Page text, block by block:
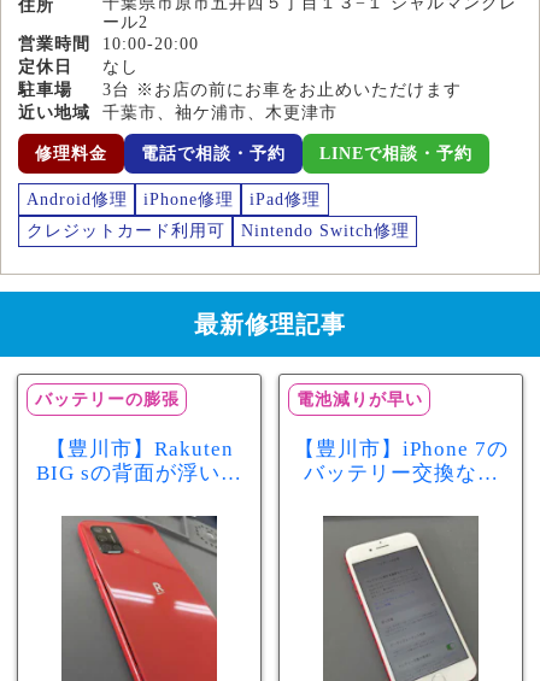
住所
ール2
営業時間
10:00-20:00
定休日
なし
駐車場
3台 ※お店の前にお車をお止めいただけます
近い地域
千葉市、袖ケ浦市、木更津市
修理料金 電話で相談・予約 LINEで相談・予約
Android修理 iPhone修理
iPad修理
クレジットカード利用可
Nintendo Switch修理
最新修理記事
バッテリーの膨張
【豊川市】Rakuten
BIG sの背面が浮いて
リー膨張のサインか
もしれません！バッ
テリー交換修理事例
電池減りが早い
【豊川市】iPhone 7の
バッテリー交換なら
最大容量70％で電池
の減りが早い症状も
当日60分で改善